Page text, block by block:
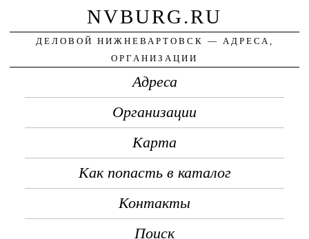
NVBURG.RU
ДЕЛОВОЙ НИЖНЕВАРТОВСК — АДРЕСА,
ОРГАНИЗАЦИИ
Адреса
Организации
Карта
Как попасть в каталог
Контакты
Поиск